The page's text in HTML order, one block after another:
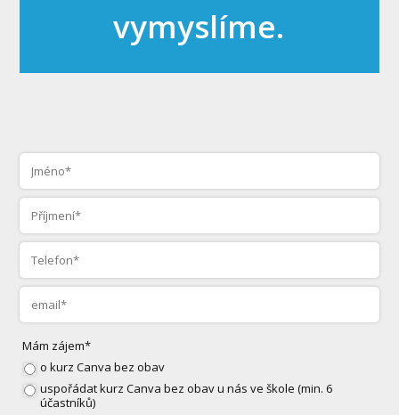
vymyslíme.
Mám zájem*
o kurz Canva bez obav
uspořádat kurz Canva bez obav u nás ve škole (min. 6
účastníků)